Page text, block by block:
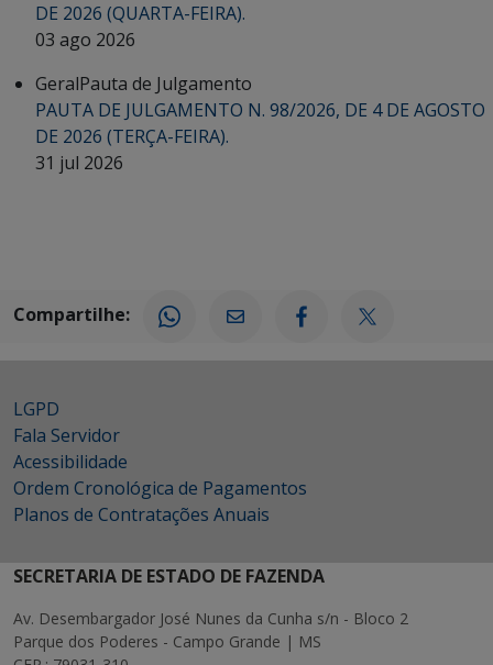
DE 2026 (QUARTA-FEIRA).
03 ago 2026
GeralPauta de Julgamento
PAUTA DE JULGAMENTO N. 98/2026, DE 4 DE AGOSTO
DE 2026 (TERÇA-FEIRA).
31 jul 2026
Compartilhe:
LGPD
Fala Servidor
Acessibilidade
Ordem Cronológica de Pagamentos
Planos de Contratações Anuais
SECRETARIA DE ESTADO DE FAZENDA
Av. Desembargador José Nunes da Cunha s/n - Bloco 2
Parque dos Poderes - Campo Grande | MS